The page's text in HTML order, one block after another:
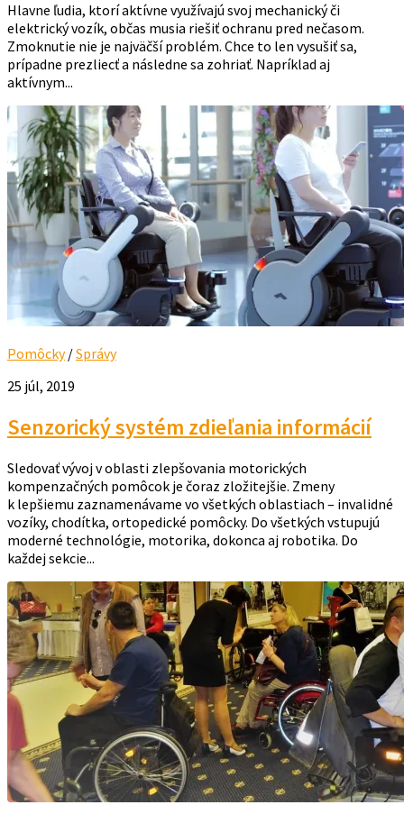
Hlavne ľudia, ktorí aktívne využívajú svoj mechanický či
elektrický vozík, občas musia riešiť ochranu pred nečasom.
Zmoknutie nie je najväčší problém. Chce to len vysušiť sa,
prípadne prezliecť a následne sa zohriať. Napríklad aj
aktívnym...
Pomôcky/Správy
25 júl, 2019
Senzorický systém zdieľania informácií
Sledovať vývoj v oblasti zlepšovania motorických
kompenzačných pomôcok je čoraz zložitejšie. Zmeny
k lepšiemu zaznamenávame vo všetkých oblastiach – invalidné
vozíky, chodítka, ortopedické pomôcky. Do všetkých vstupujú
moderné technológie, motorika, dokonca aj robotika. Do
každej sekcie...